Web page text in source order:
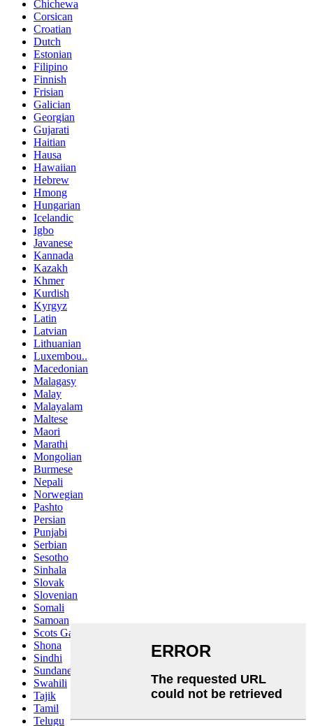
Chichewa
Corsican
Croatian
Dutch
Estonian
Filipino
Finnish
Frisian
Galician
Georgian
Gujarati
Haitian
Hausa
Hawaiian
Hebrew
Hmong
Hungarian
Icelandic
Igbo
Javanese
Kannada
Kazakh
Khmer
Kurdish
Kyrgyz
Latin
Latvian
Lithuanian
Luxembou..
Macedonian
Malagasy
Malay
Malayalam
Maltese
Maori
Marathi
Mongolian
Burmese
Nepali
Norwegian
Pashto
Persian
Punjabi
Serbian
Sesotho
Sinhala
Slovak
Slovenian
Somali
Samoan
Scots Gaelic
Shona
Sindhi
Sundanese
Swahili
Tajik
Tamil
Telugu